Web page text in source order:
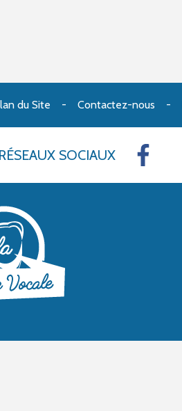
du Site Contactez-nous
SOCIAUX